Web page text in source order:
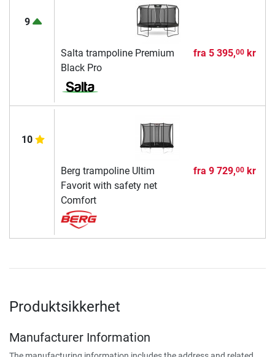
9
Salta trampoline Premium
Black Pro
fra 5 395,00kr
10
Berg trampoline Ultim
Favorit with safety net
Comfort
fra 9 729,00kr
Produktsikkerhet
Manufacturer Information